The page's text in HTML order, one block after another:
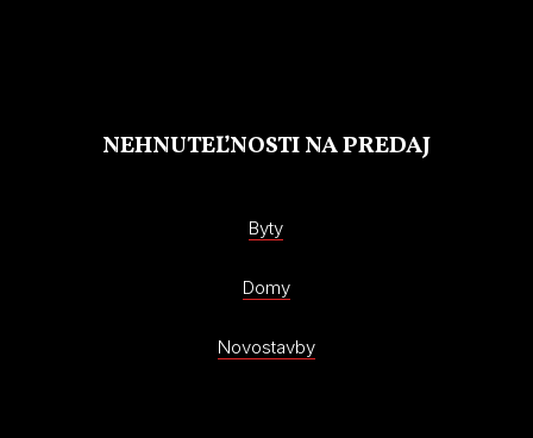
NEHNUTEĽNOSTI NA PREDAJ
Byty
Domy
Novostavby